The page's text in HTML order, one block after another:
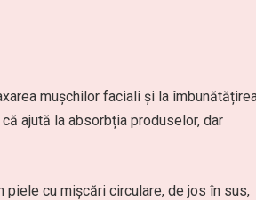
mușchilor faciali și la
ajută la absorbția produselor, dar
cu mișcări circulare, de jos în sus,